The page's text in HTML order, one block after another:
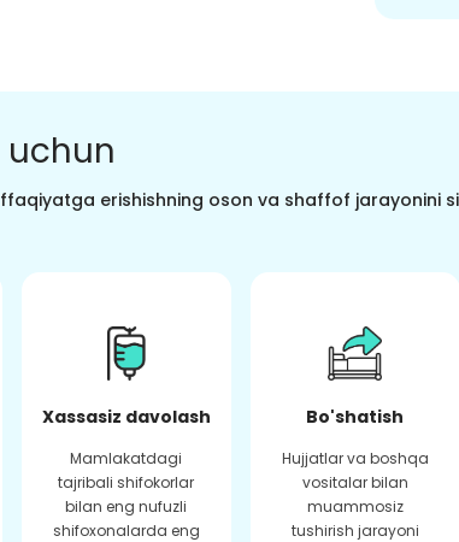
erishishning oson va shaffof jarayonini
Xassasiz davolash
Mamlakatdagi
tajribali shifokorlar
bilan eng nufuzli
shifoxonalarda eng
Bo'shatish
Hujjatlar va boshqa
vositalar bilan
muammosiz
tushirish jarayoni